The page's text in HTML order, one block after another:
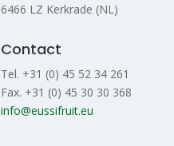
6466 LZ Kerkrade (NL)
Contact
Tel. +31 (0) 45 52 34 261
Fax. +31 (0) 45 30 30 368
info@eussifruit.eu